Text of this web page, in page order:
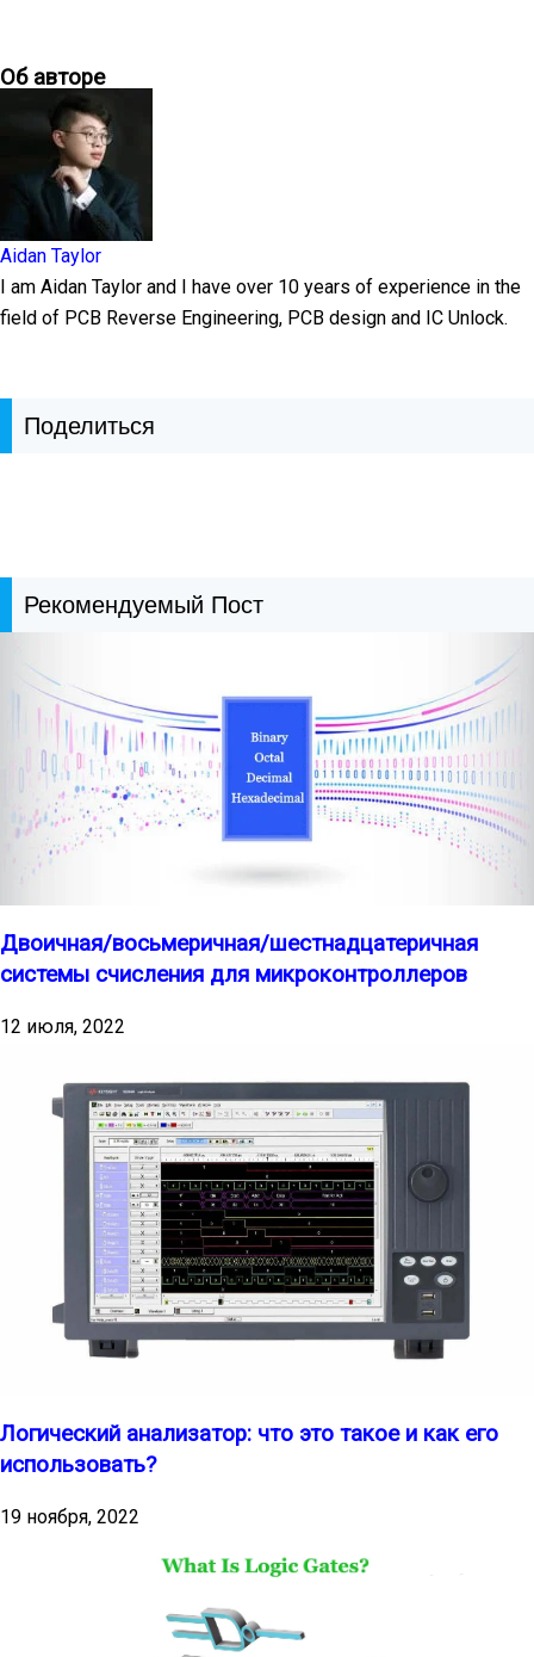
Об авторе
Aidan Taylor
I am Aidan Taylor and I have over 10 years of experience in the
field of PCB Reverse Engineering, PCB design and IC Unlock.
Поделиться
Рекомендуемый Пост
Двоичная/восьмеричная/шестнадцатеричная
системы счисления для микроконтроллеров
12 июля, 2022
Логический анализатор: что это такое и как его
использовать?
19 ноября, 2022